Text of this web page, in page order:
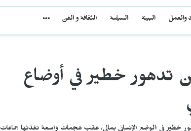
والعمل البيئة السياسة الثقافة و الفن
تدهور خطير في أوضاع
خطير في الوضع الإنساني بمالي، عقب هجمات واسعة نفذتها جماعات